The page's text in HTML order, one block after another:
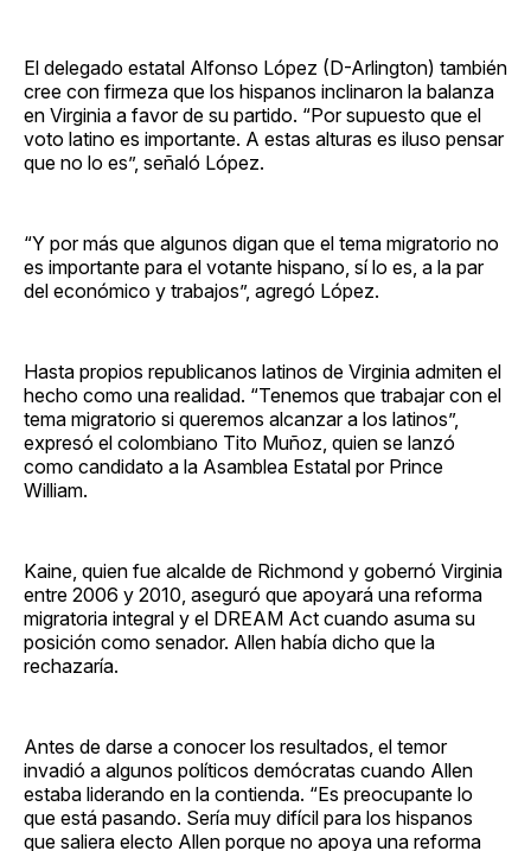
El delegado estatal Alfonso López (D-Arlington) también
cree con firmeza que los hispanos inclinaron la balanza
en Virginia a favor de su partido. “Por supuesto que el
voto latino es importante. A estas alturas es iluso pensar
que no lo es”, señaló López.
“Y por más que algunos digan que el tema migratorio no
es importante para el votante hispano, sí lo es, a la par
del económico y trabajos”, agregó López.
Hasta propios republicanos latinos de Virginia admiten el
hecho como una realidad. “Tenemos que trabajar con el
tema migratorio si queremos alcanzar a los latinos”,
expresó el colombiano Tito Muñoz, quien se lanzó
como candidato a la Asamblea Estatal por Prince
William.
Kaine, quien fue alcalde de Richmond y gobernó Virginia
entre 2006 y 2010, aseguró que apoyará una reforma
migratoria integral y el DREAM Act cuando asuma su
posición como senador. Allen había dicho que la
rechazaría.
Antes de darse a conocer los resultados, el temor
invadió a algunos políticos demócratas cuando Allen
estaba liderando en la contienda. “Es preocupante lo
que está pasando. Sería muy difícil para los hispanos
que saliera electo Allen porque no apoya una reforma